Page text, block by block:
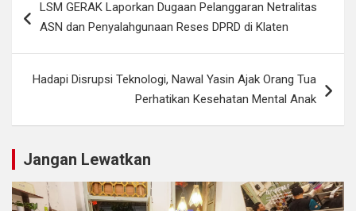
posLSM GERAK Laporkan Dugaan Pelanggaran Netralitas
ASN dan Penyalahgunaan Reses DPRD di Klaten
Hadapi Disrupsi Teknologi, Nawal Yasin Ajak Orang Tua
Perhatikan Kesehatan Mental Anak
Jangan Lewatkan